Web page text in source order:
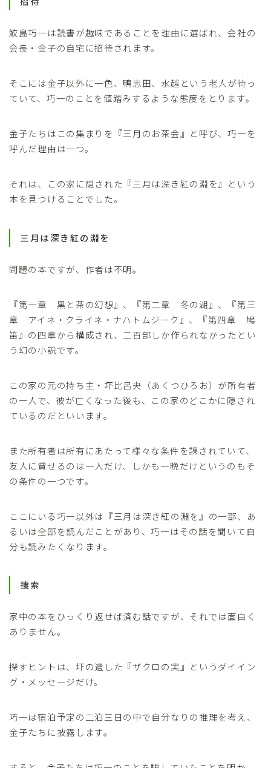
鮫島巧一は読書が趣味であることを理由に選ばれ、会社の
会長・金子の自宅に招待されます。
そこには金子以外に一色、鴨志田、水越という老人が待っ
ていて、巧一のことを値踏みするような態度をとります。
金子たちはこの集まりを『三月のお茶会』と呼び、巧一を
呼んだ理由は一つ。
それは、この家に隠された『三月は深き紅の淵を』という
本を見つけることでした。
三月は深き紅の淵を
問題の本ですが、作者は不明。
『第一章 黒と茶の幻想』、『第二章 冬の湖』、『第三
章 アイネ・クライネ・ナハトムジーク』、『第四章 鳩
笛』の四章から構成され、二百部しか作られなかったとい
う幻の小説です。
この家の元の持ち主・圷比呂央（あくつひろお）が所有者
の一人で、彼が亡くなった後も、この家のどこかに隠され
ているのだといいます。
また所有者は所有にあたって様々な条件を課されていて、
友人に貸せるのは一人だけ、しかも一晩だけというのもそ
の条件の一つです。
ここにいる巧一以外は『三月は深き紅の淵を』の一部、あ
るいは全部を読んだことがあり、巧一はその話を聞いて自
分も読みたくなります。
捜索
家中の本をひっくり返せば済む話ですが、それでは面白く
ありません。
探すヒントは、圷の遺した『ザクロの実』というダイイン
グ・メッセージだけ。
巧一は宿泊予定の二泊三日の中で自分なりの推理を考え、
金子たちに披露します。